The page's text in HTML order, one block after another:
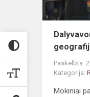
Paskelbta:
Kategorija:
Mokiniai